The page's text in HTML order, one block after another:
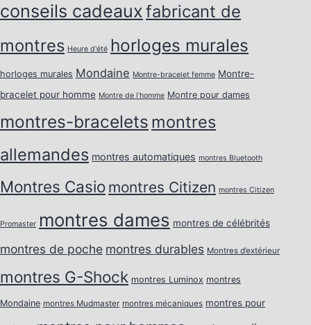
conseils cadeauxfabricant de
montres Heure d'été horloges murales
horloges murales Mondaine Montre-bracelet femme Montre-
bracelet pour homme Montre de l’homme Montre pour dames
montres-bracelets montres
allemandes montres automatiques montres Bluetooth
Montres Casio montres Citizen montres Citizen
Promaster montres dames montres de célébrités
montres de poche montres durables Montres d’extérieur
montres G-Shock montres Luminox montres
Mondaine montres Mudmaster montres mécaniques montres pour